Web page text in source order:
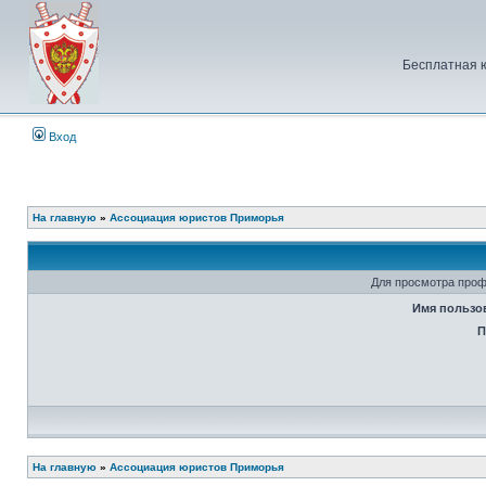
Бесплатная
Вход
На главную » Ассоциация юристов Приморья
Для просмотра
Имя
На главную » Ассоциация юристов Приморья